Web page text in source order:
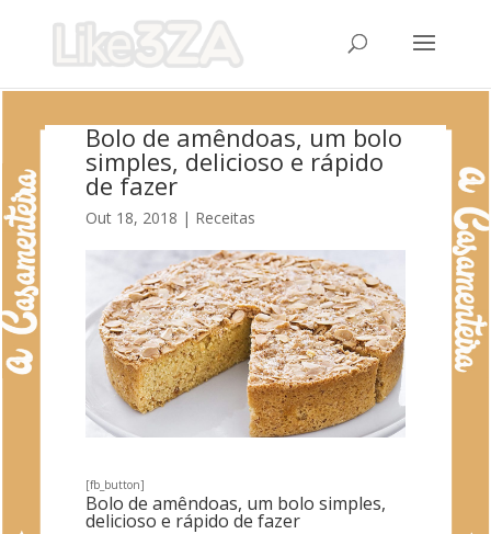
Bolo de amêndoas, um bolo
simples, delicioso e rápido
de fazer
Out 18, 2018 | Receitas
[fb_button]
Bolo de amêndoas, um bolo simples,
delicioso e rápido de fazer